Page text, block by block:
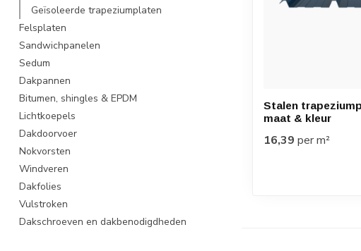
Geïsoleerde trapeziumplaten
Felsplaten
Sandwichpanelen
Sedum
Dakpannen
Bitumen, shingles & EPDM
Lichtkoepels
Dakdoorvoer
Nokvorsten
Windveren
Dakfolies
Vulstroken
Dakschroeven en dakbenodigdheden
Stalen
maat & kleur
16,39 per m²